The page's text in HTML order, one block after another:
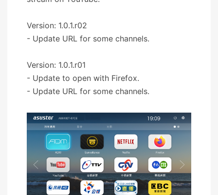
Version: 1.0.1.r02
- Update URL for some channels.
Version: 1.0.1.r01
- Update to open with Firefox.
- Update URL for some channels.